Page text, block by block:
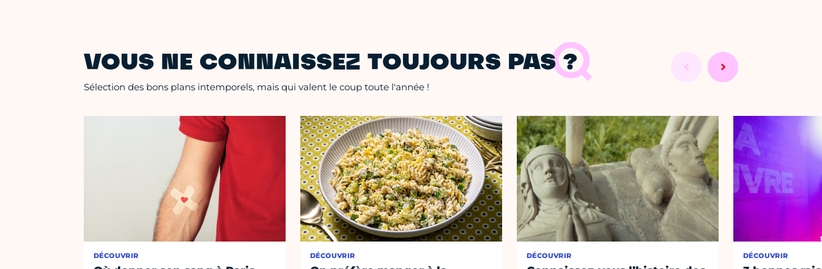
VOUS NE CONNAISSEZ TOUJOURS PAS ?
Sélection des bons plans intemporels, mais qui valent le coup toute l'année !
DÉCOUVRIR DÉCOUVRIR DÉCOUVRIR DÉCOUVRIR